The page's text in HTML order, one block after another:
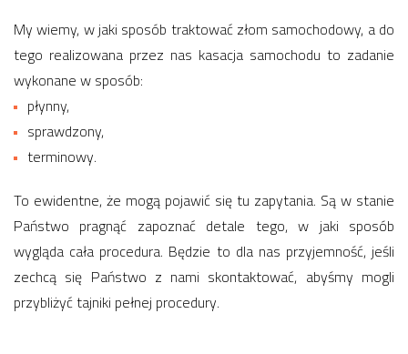
My wiemy, w jaki sposób traktować złom samochodowy, a do
tego realizowana przez nas kasacja samochodu to zadanie
wykonane w sposób:
płynny,
sprawdzony,
terminowy.
To ewidentne, że mogą pojawić się tu zapytania. Są w stanie
Państwo pragnąć zapoznać detale tego, w jaki sposób
wygląda cała procedura. Będzie to dla nas przyjemność, jeśli
zechcą się Państwo z nami skontaktować, abyśmy mogli
przybliżyć tajniki pełnej procedury.